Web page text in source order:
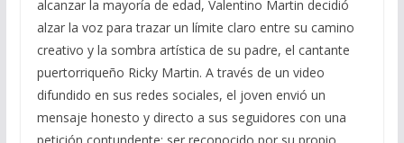
alcanzar la mayoría de edad, Valentino Martin decidió
alzar la voz para trazar un límite claro entre su camino
creativo y la sombra artística de su padre, el cantante
puertorriqueño Ricky Martin. A través de un video
difundido en sus redes sociales, el joven envió un
mensaje honesto y directo a sus seguidores con una